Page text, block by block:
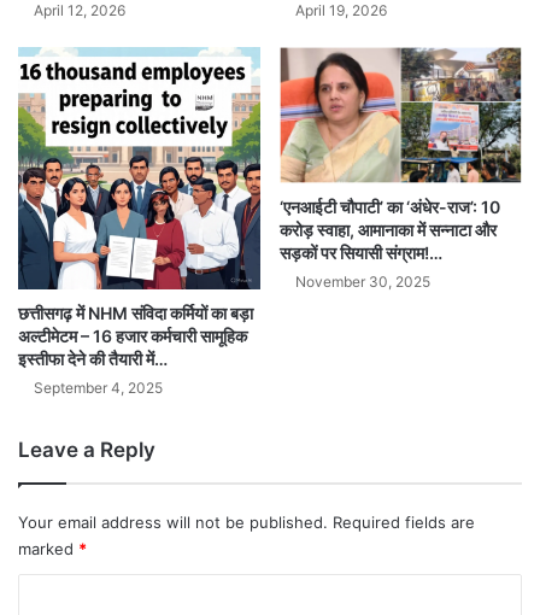
April 12, 2026 April 19, 2026
छत्तीसगढ़ में NHM संविदा कर्मियों का बड़ा
अल्टीमेटम – 16 हजार कर्मचारी सामूहिक
इस्तीफा देने की तैयारी में…
September 4, 2025
‘एनआईटी चौपाटी’ का ‘अंधेर-राज’: 10
करोड़ स्वाहा, आमानाका में सन्नाटा और
सड़कों पर सियासी संग्राम!…
November 30, 2025
Leave a Reply
Your email address will not be published. Required fields are
marked *